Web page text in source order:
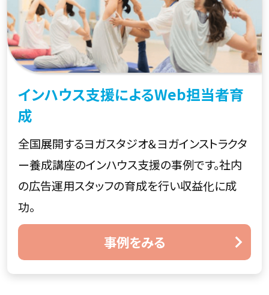
インハウス支援によるWeb担当者育
成
全国展開するヨガスタジオ＆ヨガインストラクタ
ー養成講座のインハウス支援の事例です。社内
の広告運用スタッフの育成を行い収益化に成
功。
事例をみる